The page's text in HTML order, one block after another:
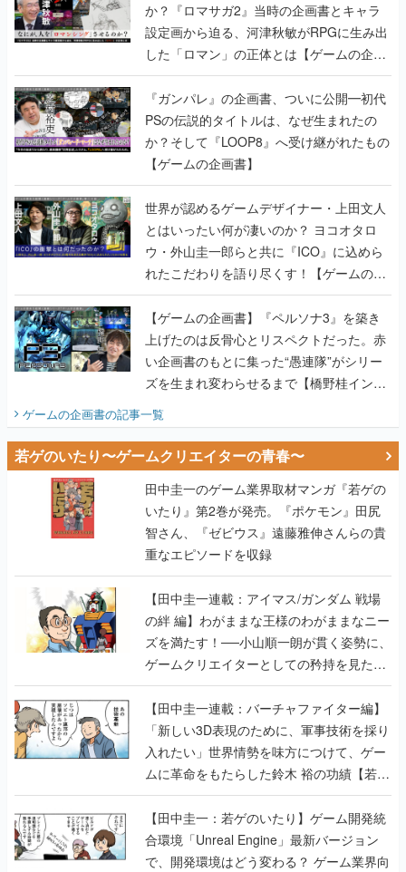
か？『ロマサガ2』当時の企画書とキャラ
設定画から迫る、河津秋敏がRPGに生み出
した「ロマン」の正体とは【ゲームの企画
書】
『ガンパレ』の企画書、ついに公開━初代
PSの伝説的タイトルは、なぜ生まれたの
か？そして『LOOP8』へ受け継がれたもの
【ゲームの企画書】
世界が認めるゲームデザイナー・上田文人
とはいったい何が凄いのか？ ヨコオタロ
ウ・外山圭一郎らと共に『ICO』に込めら
れたこだわりを語り尽くす！【ゲームの企
画書】
【ゲームの企画書】『ペルソナ3』を築き
上げたのは反骨心とリスペクトだった。赤
い企画書のもとに集った“愚連隊”がシリー
ズを生まれ変わらせるまで【橋野桂インタ
ゲームの企画書の記事一覧
若ゲのいたり〜ゲームクリエイターの青春〜
田中圭一のゲーム業界取材マンガ『若ゲの
いたり』第2巻が発売。『ポケモン』田尻
智さん、『ゼビウス』遠藤雅伸さんらの貴
重なエピソードを収録
【田中圭一連載：アイマス/ガンダム 戦場
の絆 編】わがままな王様のわがままなニー
ズを満たす！──小山順一朗が貫く姿勢に、
ゲームクリエイターとしての矜持を見た
【若ゲのいたり最終回】
【田中圭一連載：バーチャファイター編】
「新しい3D表現のために、軍事技術を採り
入れたい」世界情勢を味方につけて、ゲー
ムに革命をもたらした鈴木 裕の功績【若ゲ
のいたり】
【田中圭一：若ゲのいたり】ゲーム開発統
合環境「Unreal Engine」最新バージョン
で、開発環境はどう変わる？ ゲーム業界向